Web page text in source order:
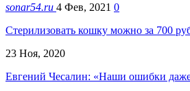
sonar54.ru 4 Фев, 2021 0
Стерилизовать кошку можно за 700
23 Ноя, 2020
Евгений Чесалин: «Наши ошибки